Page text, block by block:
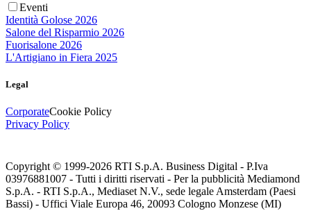
Eventi
Identità Golose 2026
Salone del Risparmio 2026
Fuorisalone 2026
L'Artigiano in Fiera 2025
Legal
CorporateCookie Policy
Privacy Policy
Copyright © 1999-2026 RTI S.p.A. Business Digital - P.Iva
03976881007 - Tutti i diritti riservati - Per la pubblicità Mediamond
S.p.A. - RTI S.p.A., Mediaset N.V., sede legale Amsterdam (Paesi
Bassi) - Uffici Viale Europa 46, 20093 Cologno Monzese (MI)